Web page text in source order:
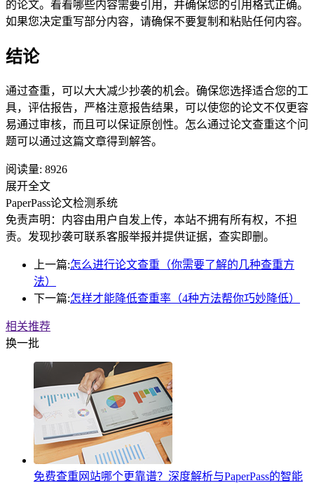
的论文。看看哪些内容需要引用，并确保您的引用格式正确。
如果您决定重写部分内容，请确保不要复制和粘贴任何内容。
结论
通过查重，可以大大减少抄袭的机会。确保您选择适合您的工
具，评估报告，严格注意报告结果，可以使您的论文不仅更容
易通过审核，而且可以保证原创性。怎么通过论文查重这个问
题可以通过这篇文章得到解答。
阅读量: 8926
展开全文
PaperPass论文检测系统
免责声明：内容由用户自发上传，本站不拥有所有权，不担
责。发现抄袭可联系客服举报并提供证据，查实即删。
上一篇:怎么进行论文查重（你需要了解的几种查重方
法）
下一篇:怎样才能降低查重率（4种方法帮你巧妙降低）
相关推荐
换一批
免费查重网站哪个更靠谱？深度解析与PaperPass的智能